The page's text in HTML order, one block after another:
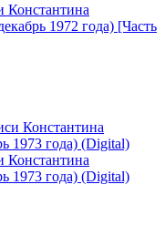
1972 года) [Часть
1973 года) (Digital)